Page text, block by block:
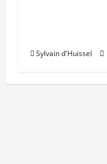
Sylvain d'Huissel